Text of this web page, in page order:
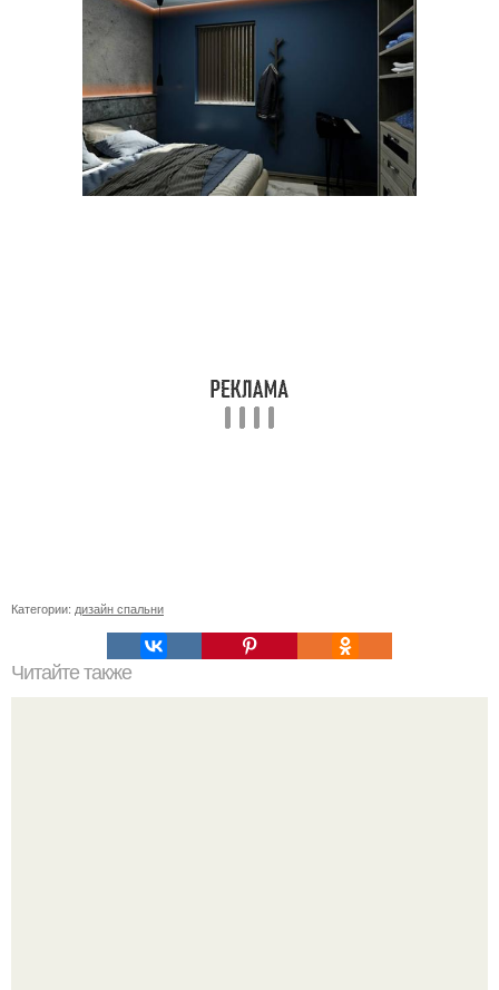
Категории: дизайн спальни
Читайте также